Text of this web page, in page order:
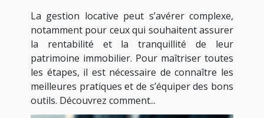
La gestion locative peut s’avérer complexe,
notamment pour ceux qui souhaitent assurer
la rentabilité et la tranquillité de leur
patrimoine immobilier. Pour maîtriser toutes
les étapes, il est nécessaire de connaître les
meilleures pratiques et de s’équiper des bons
outils. Découvrez comment...